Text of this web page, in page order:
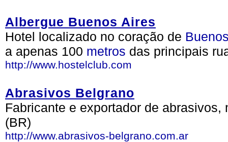
Albergue Buenos Aires
Hotel localizado no coração de
a apenas 100 metros das principais
http://www.hostelclub.com
Abrasivos Belgrano
Fabricante e exportador de
(BR)
http://www.abrasivos-belgrano.com.ar